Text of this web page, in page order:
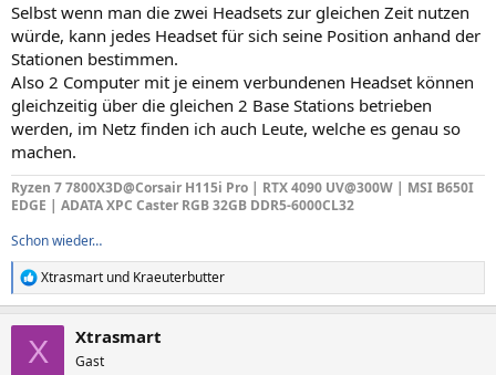
Selbst wenn man die zwei Headsets zur gleichen Zeit nutzen
würde, kann jedes Headset für sich seine Position anhand der
Stationen bestimmen.
Also 2 Computer mit je einem verbundenen Headset können
gleichzeitig über die gleichen 2 Base Stations betrieben
werden, im Netz finden ich auch Leute, welche es genau so
machen.
Ryzen 7 7800X3D@Corsair H115i Pro | RTX 4090 UV@300W | MSI B650I
EDGE | ADATA XPC Caster RGB32GB DDR5-6000CL32
Schon wieder…
R
e
Xtrasmart und Kraeuterbutter
X Xtrasmart
Gast